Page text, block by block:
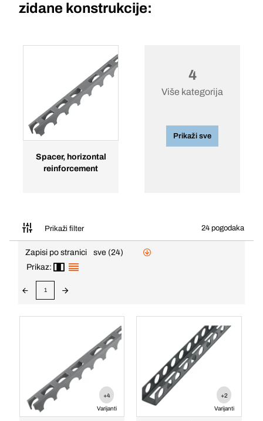
zidane konstrukcije:
Spacer, horizontal
reinforcement
4
Više kategorija
Prikaži sve
Prikaži filter 24 pogodaka
Zapisi po stranici
sve (24)
Prikaz:
1
+4
Varijanti
+2
Varijanti